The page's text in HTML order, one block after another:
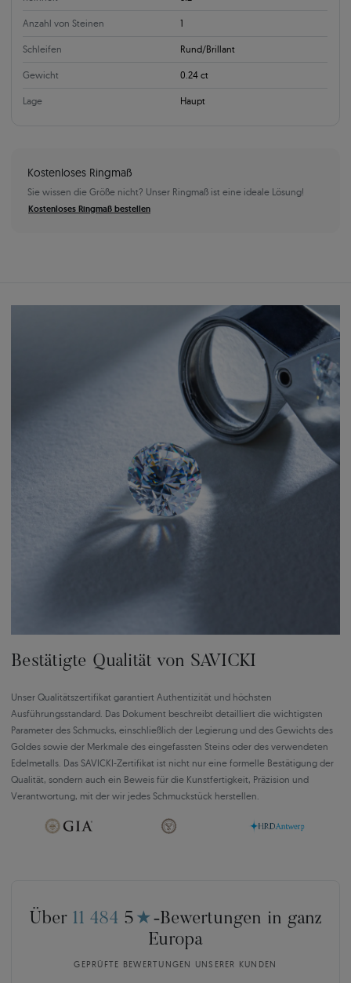
Anzahl von Steinen 1
Schleifen Rund/Brillant
Gewicht 0.24 ct
Lage Haupt
Kostenloses Ringmaß
Sie wissen die Größe nicht? Unser Ringmaß ist eine ideale Lösung!
Kostenloses Ringmaß bestellen
Bestätigte Qualität von SAVICKI
Unser Qualitätszertifikat garantiert Authentizität und höchsten
Ausführungsstandard. Das Dokument beschreibt detailliert die wichtigsten
Parameter des Schmucks, einschließlich der Legierung und des Gewichts des
Goldes sowie der Merkmale des eingefassten Steins oder des verwendeten
Edelmetalls. Das SAVICKI-Zertifikat ist nicht nur eine formelle Bestätigung der
Qualität, sondern auch ein Beweis für die Kunstfertigkeit, Präzision und
Verantwortung, mit der wir jedes Schmuckstück herstellen.
Über 11 484 5 ★ -Bewertungen in ganz
Europa
GEPRÜFTE BEWERTUNGEN UNSERER KUNDEN